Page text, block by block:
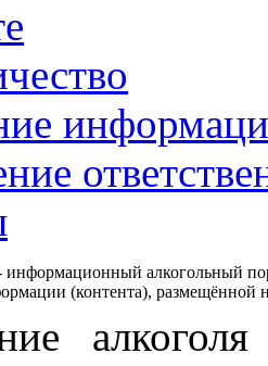
информационный алкогольный
(контента), размещённой